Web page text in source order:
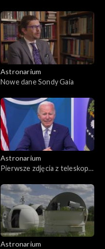
Astronarium
Nowe dane Sondy Gaia
Astronarium
Pierwsze zdjęcia z teleskopu
Astronarium